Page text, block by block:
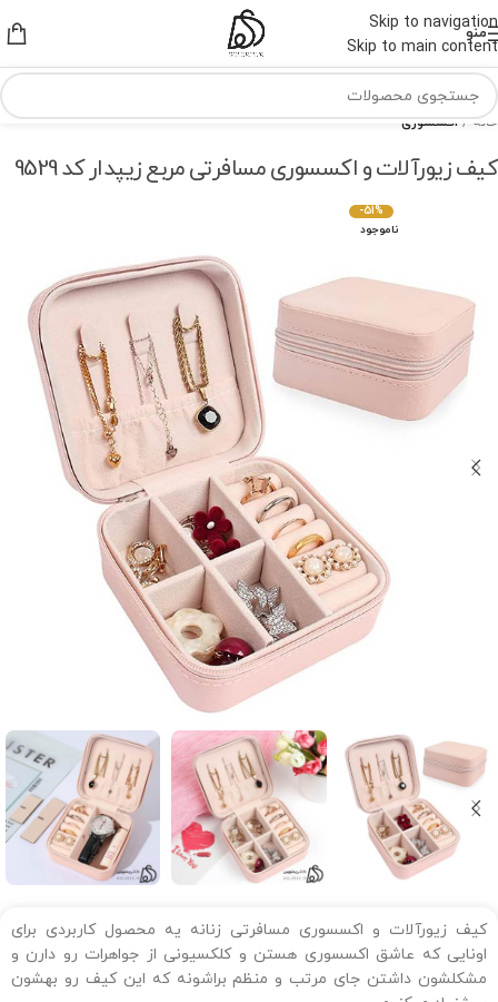
Skip to navigation
Skip to main content
منو
خانه اکسسوری
کیف زیورآلات و اکسسوری مسافرتی مربع زیپدار کد 9529
-51%
ناموجود
کیف زیورآلات و اکسسوری مسافرتی زنانه یه محصول کاربردی برای
اونایی که عاشق اکسسوری هستن و کلکسیونی از جواهرات رو دارن و
مشکلشون داشتن جای مرتب و منظم براشونه که این کیف رو بهشون